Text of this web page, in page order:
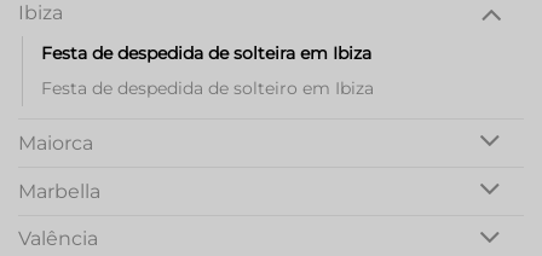
Ibiza
Festa de despedida de solteira em Ibiza
Festa de despedida de solteiro em Ibiza
Maiorca
Marbella
Valência